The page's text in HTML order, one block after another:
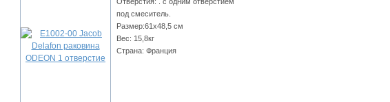
Отверстия: . с одним отверстием
под смеситель.
Размер:61х48,5 см
Вес: 15,8кг
Страна: Франция